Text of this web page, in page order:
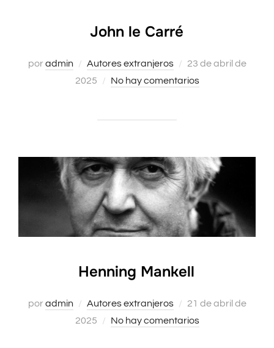
John le Carré
poradmin Autores extranjeros
Publicado
el
23 de abril de
2025
No hay comentarios
Henning Mankell
poradmin Autores extranjeros
Publicado
el
21 de abril de
2025
No hay comentarios